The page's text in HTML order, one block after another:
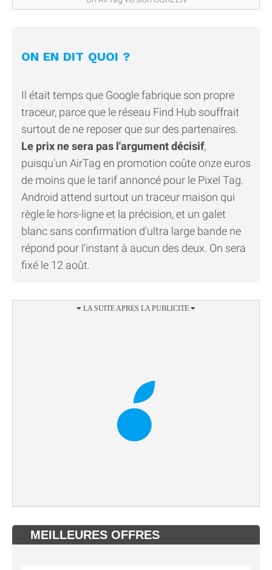
ON EN DIT QUOI ?
Il était temps que Google fabrique son propre
traceur, parce que le réseau Find Hub souffrait
surtout de ne reposer que sur des partenaires.
Le prix ne sera pas l'argument décisif,
puisqu'un AirTag en promotion coûte onze euros
de moins que le tarif annoncé pour le Pixel Tag.
Android attend surtout un traceur maison qui
règle le hors-ligne et la précision, et un galet
blanc sans confirmation d'ultra large bande ne
répond pour l'instant à aucun des deux. On sera
fixé le 12 août.
MEILLEURES OFFRES